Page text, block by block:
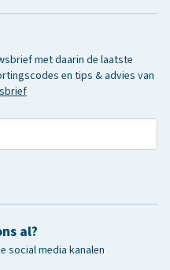
met daarin de laatste
en tips & advies van
al?
social media kanalen